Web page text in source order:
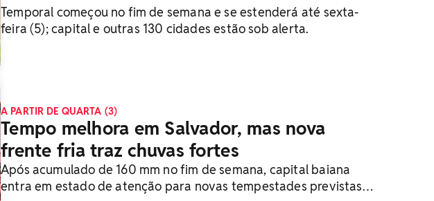
Temporal começou no fim de semana e se estenderá até sexta-
feira (5); capital e outras 130 cidades estão sob alerta.
A PARTIR DE QUARTA (3)
Tempo melhora em Salvador, mas nova
frente fria traz chuvas fortes
Após acumulado de 160 mm no fim de semana, capital baiana
entra em estado de atenção para novas tempestades previstas